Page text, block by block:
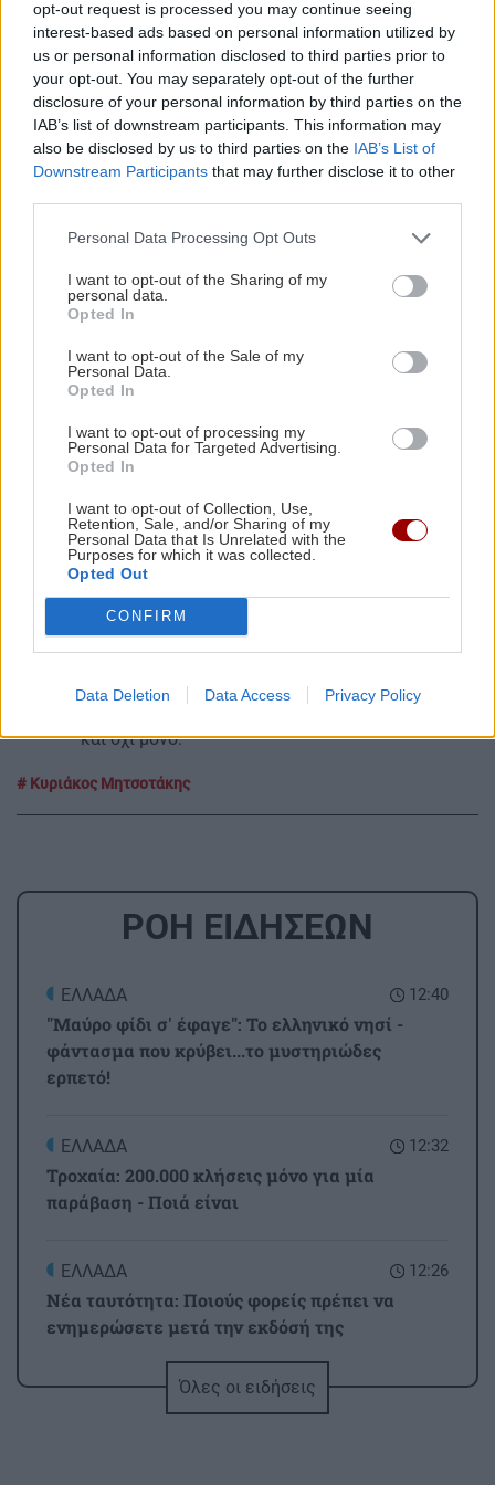
opt-out request is processed you may continue seeing
interest-based ads based on personal information utilized by
us or personal information disclosed to third parties prior to
your opt-out. You may separately opt-out of the further
disclosure of your personal information by third parties on the
IAB’s list of downstream participants. This information may
also be disclosed by us to third parties on the IAB’s List of
Downstream Participants that may further disclose it to other
Personal Data Processing Opt Outs
I want to opt-out of the Sharing of my
personal data.
Opted In
I want to opt-out of the Sale of my
Personal Data.
Opted In
I want to opt-out of processing my
Personal Data for Targeted Advertising.
Opted In
I want to opt-out of Collection, Use,
Retention, Sale, and/or Sharing of my
Personal Data that Is Unrelated with the
Purposes for which it was collected.
Opted Out
CONFIRM
Data Deletion Data Access Privacy Policy
Παράλληλα, τόνισε ότι όσο αυξάνονται η ανάπτυξη και οι
επενδύσεις, τόσο περισσότερα «επιστρέφουν στους
πολίτες που έχουν μεγαλύτερη ανάγκη».
Ιδιαίτερη έμφαση έδωσε στη στήριξη της ελληνικής
οικογένειας, η οποία –όπως είπε– αποτελεί σταθερή
προτεραιότητα. Υπογράμμισε ότι η κυβέρνηση «δεν
πρόκειται να υποσχεθεί πράγματα που δεν μπορούν να
γίνουν», επιμένοντας στο δόγμα της δημοσιονομικής
σοβαρότητας.
«Μην περιμένετε την προεκλογική περίοδο – ανάβουμε
τις μηχανές εδώ στην καρδιά της Μακεδονίας για μια
Ο Κυριάκος Μητσοτάκης ολοκλήρωσε υπογραμμίζοντας
ότι η Ελλάδα «προχωρά μπροστά με σχέδιο, σταθερότητα
και υπευθυνότητα», αφήνοντας πίσω τα λάθη του
παρελθόντος και κοιτάζοντας προς το 2030.
ΔΙΑΒΑΣΤΕ ΕΠΙΣΗΣ:
Χάος στην Τενερίφη: Στους δρόμους ο κόσμος για να
μη δέσει το Hodius που βρέθηκε ο χανταϊός
Πανελλήνιες 2026: Ποιοι μαθητές δικαιούνται επίδομα
350 ευρώ - Πώς θα το λάβουν
Ακολουθήστε το ekriti.gr στο Google News
και όχι μόνο.
Κυριάκος Μητσοτάκης
ΡΟΗ ΕΙΔΗΣΕΩΝ
12:40
ΕΛΛΑΔΑ
"Μαύρο φίδι σ' έφαγε": Το ελληνικό νησί -
φάντασμα που κρύβει...το μυστηριώδες
ερπετό!
12:32
ΕΛΛΑΔΑ
Τροχαία: 200.000 κλήσεις μόνο για μία
παράβαση - Ποιά είναι
12:26
ΕΛΛΑΔΑ
Νέα ταυτότητα: Ποιούς φορείς πρέπει να
ενημερώσετε μετά την εκδόσή της
Όλες οι ειδήσεις